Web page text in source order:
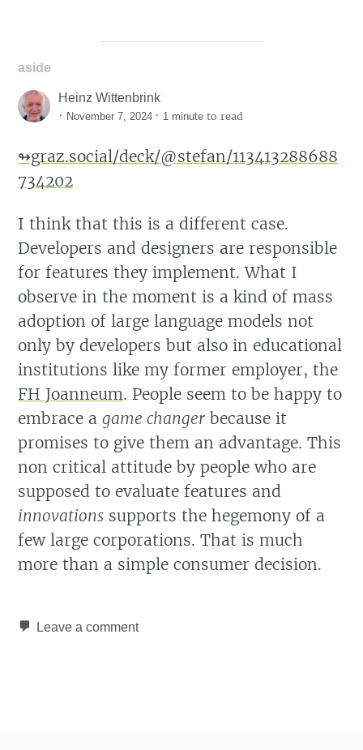
aside
Heinz Wittenbrink
· November 7, 2024 · 1 minute to read
↬graz.social/deck/@stefan/113413288688
734202
I think that this is a different case.
Developers and designers are responsible
for features they implement. What I
observe in the moment is a kind of mass
adoption of large language models not
only by developers but also in educational
institutions like my former employer, the
FH Joanneum. People seem to be happy to
embrace agame changer because it
promises to give them an advantage. This
non critical attitude by people who are
supposed to evaluate features and
innovations supports the hegemony of a
few large corporations. That is much
more than a simple consumer decision.
Leave a comment